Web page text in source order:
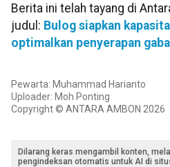
Berita ini telah tayang di
judul: Bulog siapkan
optimalkan penyerapan
Pewarta: Muhammad Harianto
Uploader: Moh Ponting
Copyright © ANTARA AMBON 2026
Dilarang keras mengambil konten,
pengindeksan otomatis untuk AI di